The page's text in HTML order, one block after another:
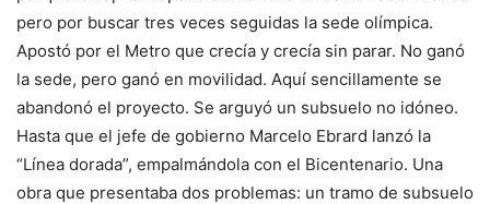
pero por buscar tres veces seguidas la sede olímpica.
Apostó por el Metro que crecía y crecía sin parar. No ganó
la sede, pero ganó en movilidad. Aquí sencillamente se
abandonó el proyecto. Se arguyó un subsuelo no idóneo.
Hasta que el jefe de gobierno Marcelo Ebrard lanzó la
“Línea dorada”, empalmándola con el Bicentenario. Una
obra que presentaba dos problemas: un tramo de subsuelo